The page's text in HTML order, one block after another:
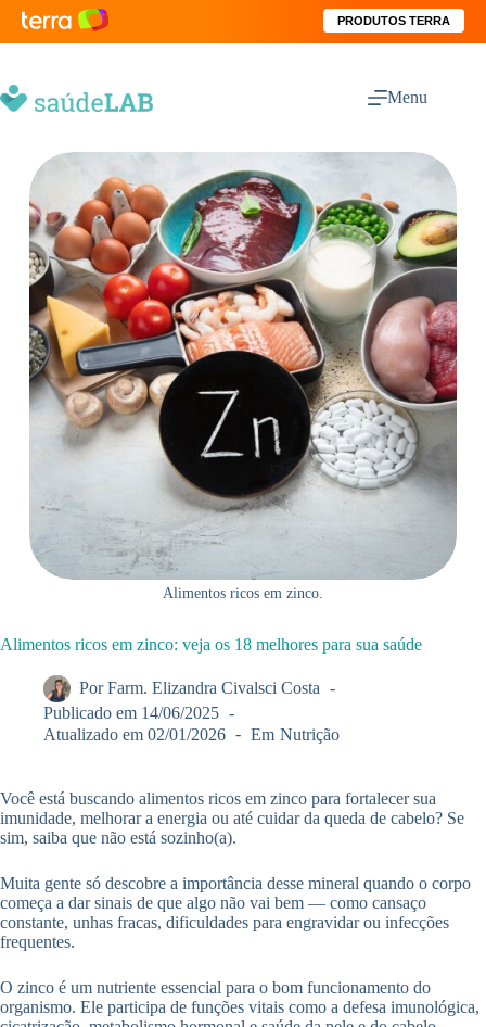
PRODUTOS TERRA
Menu
Alimentos ricos em zinco.
Alimentos ricos em zinco: veja os 18 melhores para sua saúde
Por Farm. Elizandra Civalsci Costa
Publicado em 14/06/2025
Atualizado em 02/01/2026 Em Nutrição
Você está buscando alimentos ricos em zinco para fortalecer sua
imunidade, melhorar a energia ou até cuidar da queda de cabelo? Se
sim, saiba que não está sozinho(a).
Muita gente só descobre a importância desse mineral quando o corpo
começa a dar sinais de que algo não vai bem — como cansaço
constante, unhas fracas, dificuldades para engravidar ou infecções
frequentes.
O zinco é um nutriente essencial para o bom funcionamento do
organismo. Ele participa de funções vitais como a defesa imunológica,